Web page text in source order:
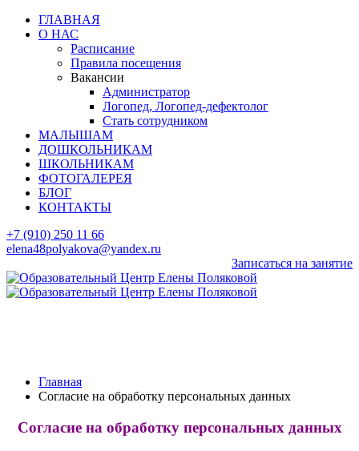
ГЛАВНАЯ
О НАС
Расписание
Правила посещения
Вакансии
Администратор
Логопед, Логопед-дефектолог
Стать сотрудником
МАЛЫШАМ
ДОШКОЛЬНИКАМ
ШКОЛЬНИКАМ
ФОТОГАЛЕРЕЯ
БЛОГ
КОНТАКТЫ
+7 (910) 250 11 66
elena48polyakova@yandex.ru
Записаться на занятие
Главная
Согласие на обработку персональных данных
Согласие на обработку персональных данных